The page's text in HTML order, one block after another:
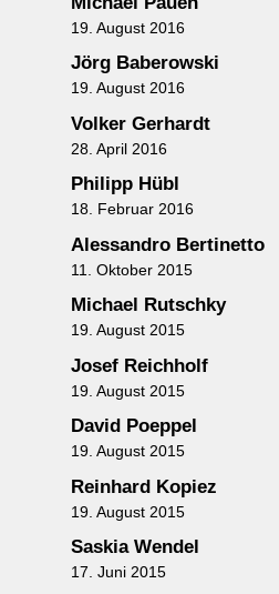
19. August 2016
Jörg Baberowski
19. August 2016
Volker Gerhardt
28. April 2016
Philipp Hübl
18. Februar 2016
Alessandro Bertinetto
11. Oktober 2015
Michael Rutschky
19. August 2015
Josef Reichholf
19. August 2015
David Poeppel
19. August 2015
Reinhard Kopiez
19. August 2015
Saskia Wendel
17. Juni 2015